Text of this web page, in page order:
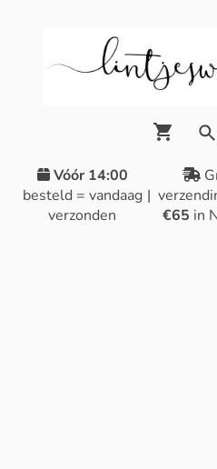
Vóór 14:00
besteld = vandaag
verzonden
|
€65 in